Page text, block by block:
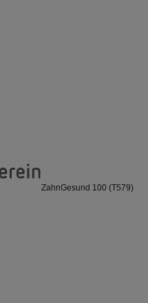
ZahnGesund 100 (T579)